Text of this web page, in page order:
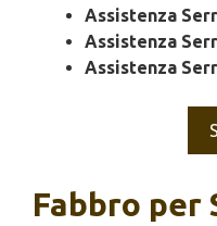
Assistenza
Assistenza
Assistenza
Fabbro per